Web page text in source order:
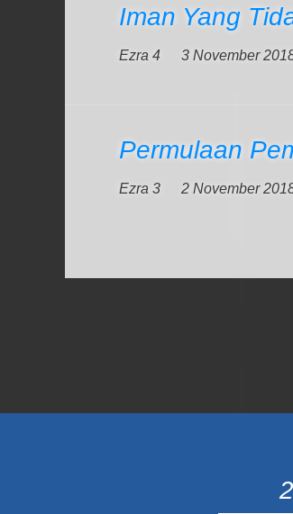
Iman Yang
Ezra 4 3 November
Permulaan
Ezra 3 2 November